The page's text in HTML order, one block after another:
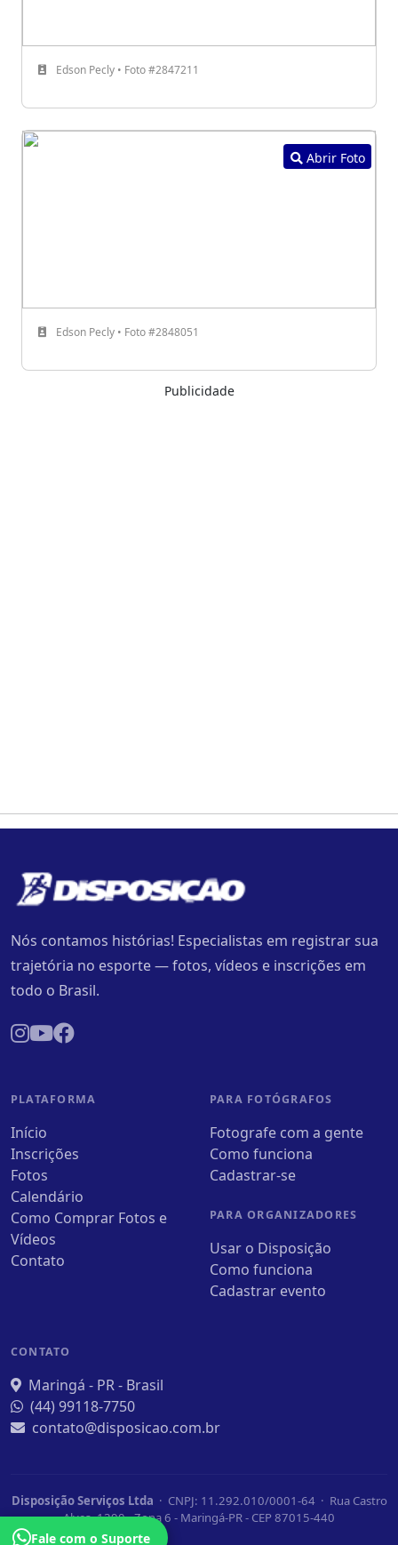
Edson Pecly • Foto #2847211
Abrir Foto
Edson Pecly • Foto #2848051
Publicidade
Nós contamos histórias! Especialistas em registrar sua
trajetória no esporte — fotos, vídeos e inscrições em
todo o Brasil.
PLATAFORMA
Início
Inscrições
Fotos
Calendário
Como Comprar Fotos e
Vídeos
Contato
PARA FOTÓGRAFOS
Fotografe com a gente
Como funciona
Cadastrar-se
PARA ORGANIZADORES
Usar o Disposição
Como funciona
Cadastrar evento
CONTATO
Maringá - PR - Brasil
(44) 99118-7750
contato@disposicao.com.br
Disposição Serviços Ltda · CNPJ: 11.292.010/0001-64 · Rua Castro
Alves, 1390 - Zona 6 - Maringá-PR - CEP 87015-440
Fale com o Suporte